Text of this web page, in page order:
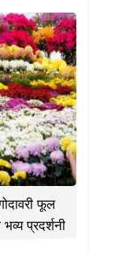
फूल
प्रदर्शनी